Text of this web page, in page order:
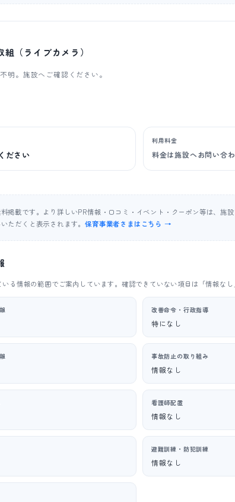
（ライブカメラ）
明。施設へご確認ください。
ださい
利用料金
料金は施設へお問い合
掲載です。より詳しいPR情報・口コミ・イベント・クーポン等は、施
ただくと表示されます。保育事業者さまはこちら →
る情報の範囲でご案内しています。確認できていない項目は「情報なし
改善命令・行政指導
特になし
事故防止の取り組み
情報なし
看護師配置
情報なし
避難訓練・防犯訓練
情報なし